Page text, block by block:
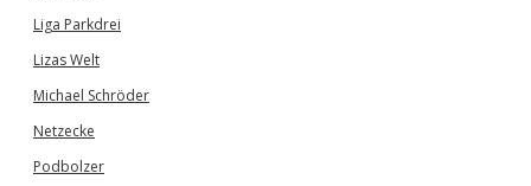
Liga Parkdrei
Lizas Welt
Michael Schröder
Netzecke
Podbolzer